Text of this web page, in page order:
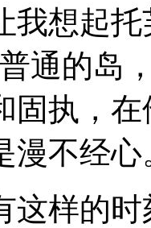
我想起
通的岛
固执，
漫不经心
这样的